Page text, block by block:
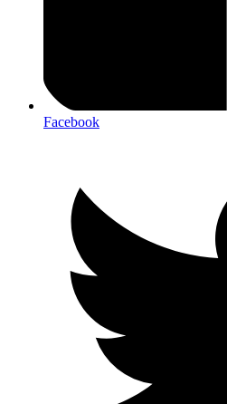
Facebook